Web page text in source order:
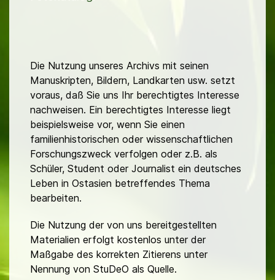
Die Nutzung unseres Archivs mit seinen
Manuskripten, Bildern, Landkarten usw. setzt
voraus, daß Sie uns Ihr berechtigtes Interesse
nachweisen. Ein berechtigtes Interesse liegt
beispielsweise vor, wenn Sie einen
familienhistorischen oder wissenschaftlichen
Forschungszweck verfolgen oder z.B. als
Schüler, Student oder Journalist ein deutsches
Leben in Ostasien betreffendes Thema
bearbeiten.
Die Nutzung der von uns bereitgestellten
Materialien erfolgt kostenlos unter der
Maßgabe des korrekten Zitierens unter
Nennung von StuDeO als Quelle.